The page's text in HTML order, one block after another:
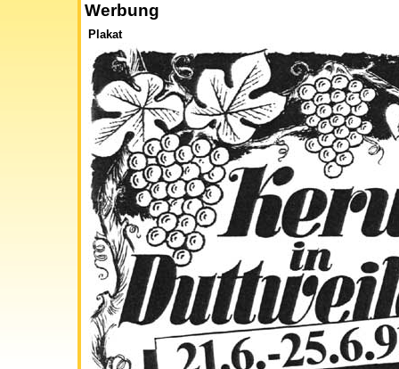
Werbung
Plakat